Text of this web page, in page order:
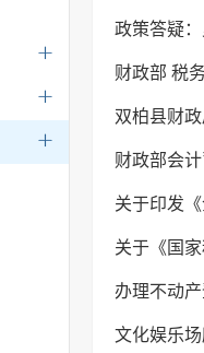
政策答疑
财政部 税
双柏县财
财政部会
关于印发
关于《国
办理不动
文化娱乐